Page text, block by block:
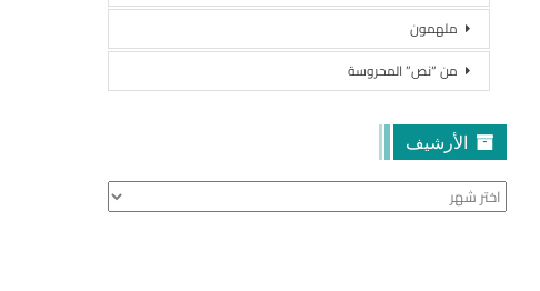
ملهمون
من “نص” المحروسة
الأرشيف
الأرشيف